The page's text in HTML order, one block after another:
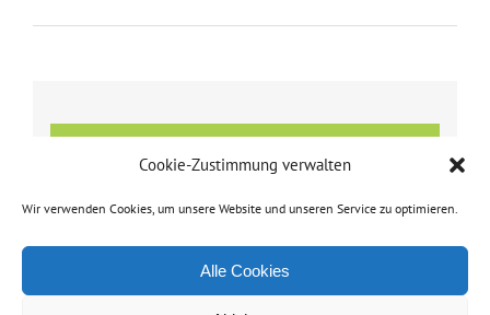
Cookie-Zustimmung verwalten
Wir verwenden Cookies, um unsere Website und unseren Service zu optimieren.
Alle Cookies
Datum: